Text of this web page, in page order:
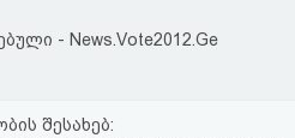
- News.Vote2012.Ge
შესახებ: